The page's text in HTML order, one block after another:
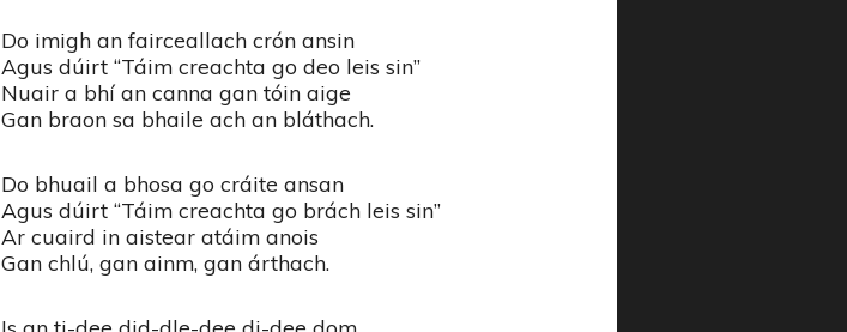
Do imigh an fairceallach crón ansin
Agus dúirt “Táim creachta go deo leis sin”
Nuair a bhí an canna gan tóin aige
Gan braon sa bhaile ach an bláthach.
Do bhuail a bhosa go cráite ansan
Agus dúirt “Táim creachta go brách leis sin”
Ar cuaird in aistear atáim anois
Gan chlú, gan ainm, gan árthach.